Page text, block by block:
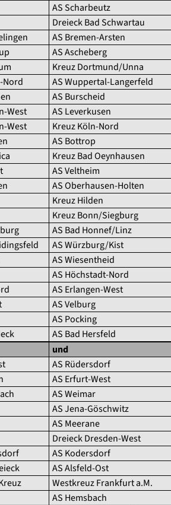
AS Scharbeutz
Dreieck Bad Schwartau
AS Bremen-Arsten
AS Ascheberg
Kreuz Dortmund/Unna
Nord
AS Wuppertal-Langerfeld
AS Burscheid
West
AS Leverkusen
West
Kreuz Köln-Nord
AS Bottrop
Kreuz Bad Oeynhausen
AS Veltheim
AS Oberhausen-Holten
Kreuz Hilden
Kreuz Bonn/Siegburg
AS Bad Honnef/Linz
AS Würzburg/Kist
AS Wiesentheid
AS Höchstadt-Nord
AS Erlangen-West
AS Velburg
AS Pocking
AS Bad Hersfeld
und
AS Rüdersdorf
AS Erfurt-West
AS Weimar
AS Jena-Göschwitz
AS Meerane
Dreieck Dresden-West
AS Kodersdorf
AS Alsfeld-Ost
Westkreuz Frankfurt a.M.
AS Hemsbach